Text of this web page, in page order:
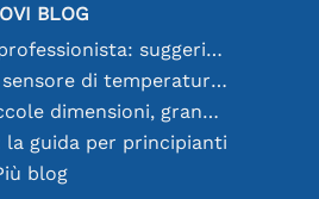
BLOG
Saldare come un professionista: suggerimenti per connessioni elettroniche perfette
Scegliere il giusto sensore di temperatura [youtube]
Batterie 18650: piccole dimensioni, grandi prestazioni
la guida per principianti
blog